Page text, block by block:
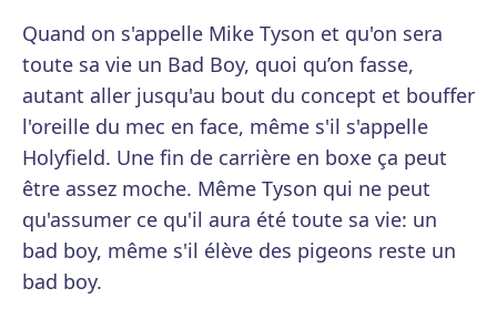
Quand on s'appelle Mike Tyson et qu'on sera
toute sa vie un Bad Boy, quoi qu’on fasse,
autant aller jusqu'au bout du concept et bouffer
l'oreille du mec en face, même s'il s'appelle
Holyfield. Une fin de carrière en boxe ça peut
être assez moche. Même Tyson qui ne peut
qu'assumer ce qu'il aura été toute sa vie: un
bad boy, même s'il élève des pigeons reste un
bad boy.